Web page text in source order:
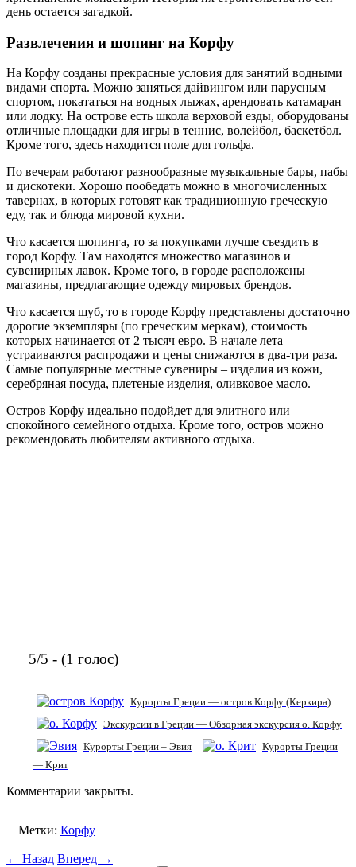
день остается загадкой.
Развлечения и шопинг на Корфу
На Корфу созданы прекрасные условия для занятий водными
видами спорта. Можно заняться дайвингом или парусным
спортом, покататься на водных лыжах, арендовать катамаран
или лодку. На острове есть школа верховой езды, оборудованы
отличные площадки для игры в теннис, волейбол, баскетбол.
Кроме того, здесь находится поле для гольфа.
По вечерам работают разнообразные музыкальные бары, пабы
и дискотеки. Хорошо пообедать можно в многочисленных
тавернах, в которых готовят как традиционную греческую
еду, так и блюда мировой кухни.
Что касается шопинга, то за покупками лучше съездить в
город Корфу. Там находятся множество магазинов и
сувенирных лавок. Кроме того, в городе расположены
магазины, предлагающие одежду мировых брендов.
Что касается шуб, то в городе Корфу представлены достаточно
дорогие экземпляры (по греческим меркам), стоимость
которых начинается от 2 тысяч евро. В начале лета
устраиваются распродажи и цены снижаются в два-три раза.
Самые популярные местные сувениры – изделия из кожи,
серебряная посуда, плетеные изделия, оливковое масло.
Остров Корфу идеально подойдет для элитного или
спокойного семейного отдыха. Кроме того, остров можно
рекомендовать любителям активного отдыха.
5/5 - (1 голос)
Курорты Греции — остров Корфу (Керкира)
Экскурсии в Греции — Обзорная экскурсия о. Корфу
Курорты Греции – Эвия
Курорты Греции
— Крит
Комментарии закрыты.
Метки: Корфу
← Назад Вперед →